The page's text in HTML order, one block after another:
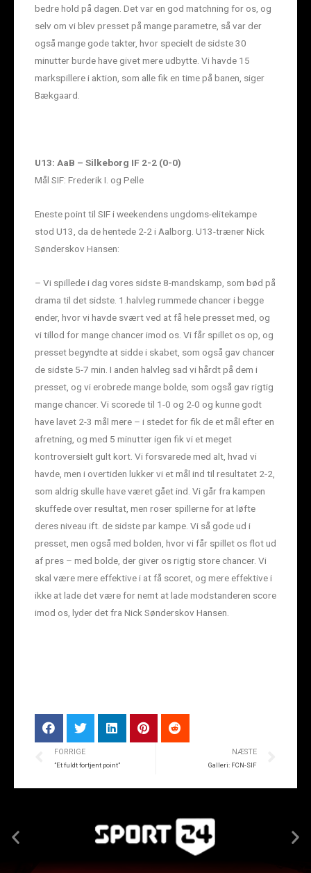
bedre hold på dagen. Det var en god matchning for os, og
selv om vi blev presset på mange parametre, så var der
også mange gode takter, hvor specielt de sidste 30
minutter burde have givet mere udbytte. Vi havde 15
markspillere i aktion, som alle fik en time på banen, siger
Bækgaard.
U13: AaB – Silkeborg IF 2-2 (0-0)
Mål SIF: Frederik I. og Pelle
Eneste point til SIF i weekendens ungdoms-elitekampe
stod U13, da de hentede 2-2 i Aalborg. U13-træner Nick
Sønderskov Hansen:
– Vi spillede i dag vores sidste 8-mandskamp, som bød på
drama til det sidste. 1.halvleg rummede chancer i begge
ender, hvor vi havde svært ved at få hele presset med, og
vi tillod for mange chancer imod os. Vi får spillet os op, og
presset begyndte at sidde i skabet, som også gav chancer
de sidste 5-7 min. I anden halvleg sad vi hårdt på dem i
presset, og vi erobrede mange bolde, som også gav rigtig
mange chancer. Vi scorede til 1-0 og 2-0 og kunne godt
have lavet 2-3 mål mere – i stedet for fik de et mål efter en
afretning, og med 5 minutter igen fik vi et meget
kontroversielt gult kort. Vi forsvarede med alt, hvad vi
havde, men i overtiden lukker vi et mål ind til resultatet 2-2,
som aldrig skulle have været gået ind. Vi går fra kampen
skuffede over resultat, men roser spillerne for at løfte
deres niveau ift. de sidste par kampe. Vi så gode ud i
presset, men også med bolden, hvor vi får spillet os flot ud
af pres – med bolde, der giver os rigtig store chancer. Vi
skal være mere effektive i at få scoret, og mere effektive i
ikke at lade det være for nemt at lade modstanderen score
imod os, lyder det fra Nick Sønderskov Hansen.
FORRIGE
”Et fuldt fortjent point”
NÆSTE
Galleri: FCN-SIF